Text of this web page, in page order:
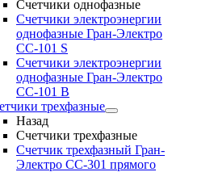
Счетчики однофазные
Счетчики электроэнергии
однофазные Гран-Электро
СС-101 S
Счетчики электроэнергии
однофазные Гран-Электро
СС-101 B
трехфазные
Назад
Счетчики трехфазные
Счетчик трехфазный Гран-
Электро CC-301 прямого